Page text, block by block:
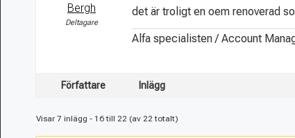
Bergh
Deltagare
det är troligt en oem renoverad
Alfa specialisten / Account
Författare Inlägg
Visar 7 inlägg - 16 till 22 (av 22 totalt)